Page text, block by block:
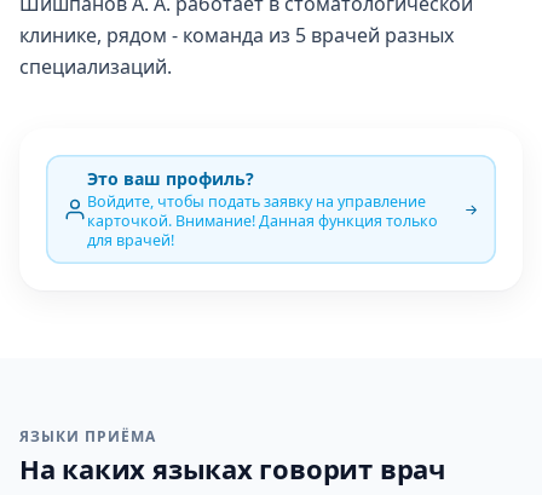
клинике, рядом - команда из 5 врачей разных
специализаций.
Это ваш профиль?
Войдите, чтобы подать заявку на управление
карточкой. Внимание! Данная функция только
для врачей!
ЯЗЫКИ ПРИЁМА
На каких языках говорит врач